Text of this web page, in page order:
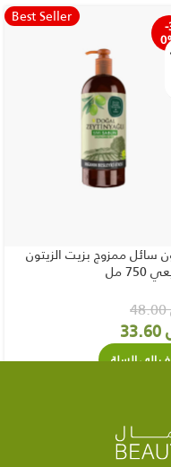
Best Seller
-
سائل ممزوج بزيت الزيتون
مل
48.00
إلي السلة